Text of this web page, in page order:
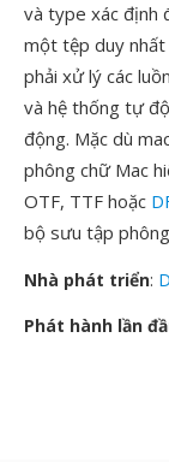
và type xác định
một tệp duy
phải xử lý các
và hệ thống tự
động. Mặc dù
phông chữ Mac
OTF, TTF hoặc
bộ sưu tập
Nhà phát triển:
Phát hành lần